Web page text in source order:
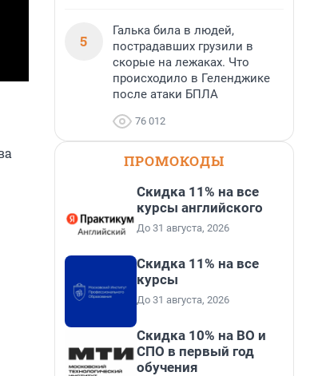
5
Галька била в людей,
пострадавших грузили в
скорые на лежаках. Что
происходило в Геленджике
после атаки БПЛА
76 012
ПРОМОКОДЫ
Скидка 11% на все
курсы английского
До 31 августа, 2026
Скидка 11% на все
курсы
До 31 августа, 2026
Скидка 10% на ВО и
СПО в первый год
обучения